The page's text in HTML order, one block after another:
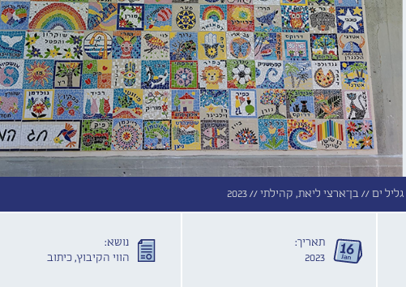
ים //בן־ארצי ליאת, קהילתי //2023
תאריך:
2023
נושא:
הווי הקיבוץ, כיתוב